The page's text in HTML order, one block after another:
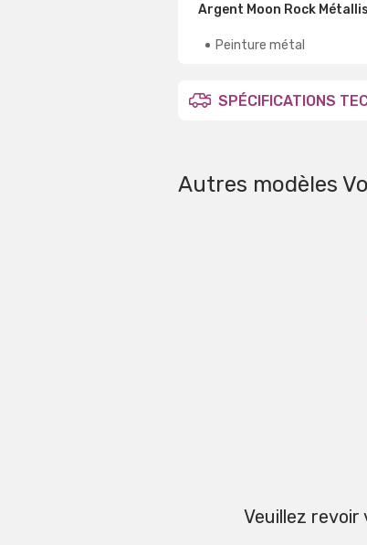
Argent Moon Rock
Peinture métal
SPÉCIFICATIONS
Autres modèles
Veuillez